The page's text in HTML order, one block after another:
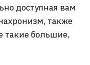
доступная вам
также
такие большие,